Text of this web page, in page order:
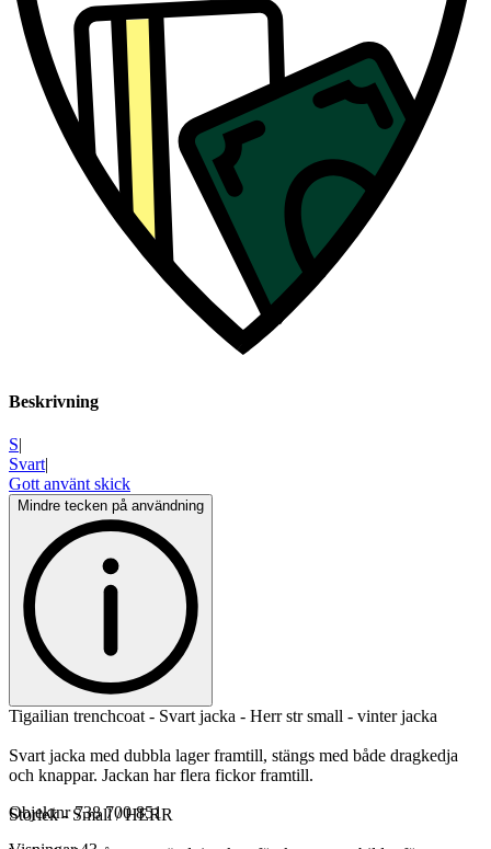
Beskrivning
S|
Svart|
Gott använt skick
Mindre tecken på användning
Tigailian trenchcoat - Svart jacka - Herr str small - vinter jacka
Svart jacka med dubbla lager framtill, stängs med både dragkedja
och knappar. Jackan har flera fickor framtill.
Storlek - Small / HERR
Objektnr 738 700 851